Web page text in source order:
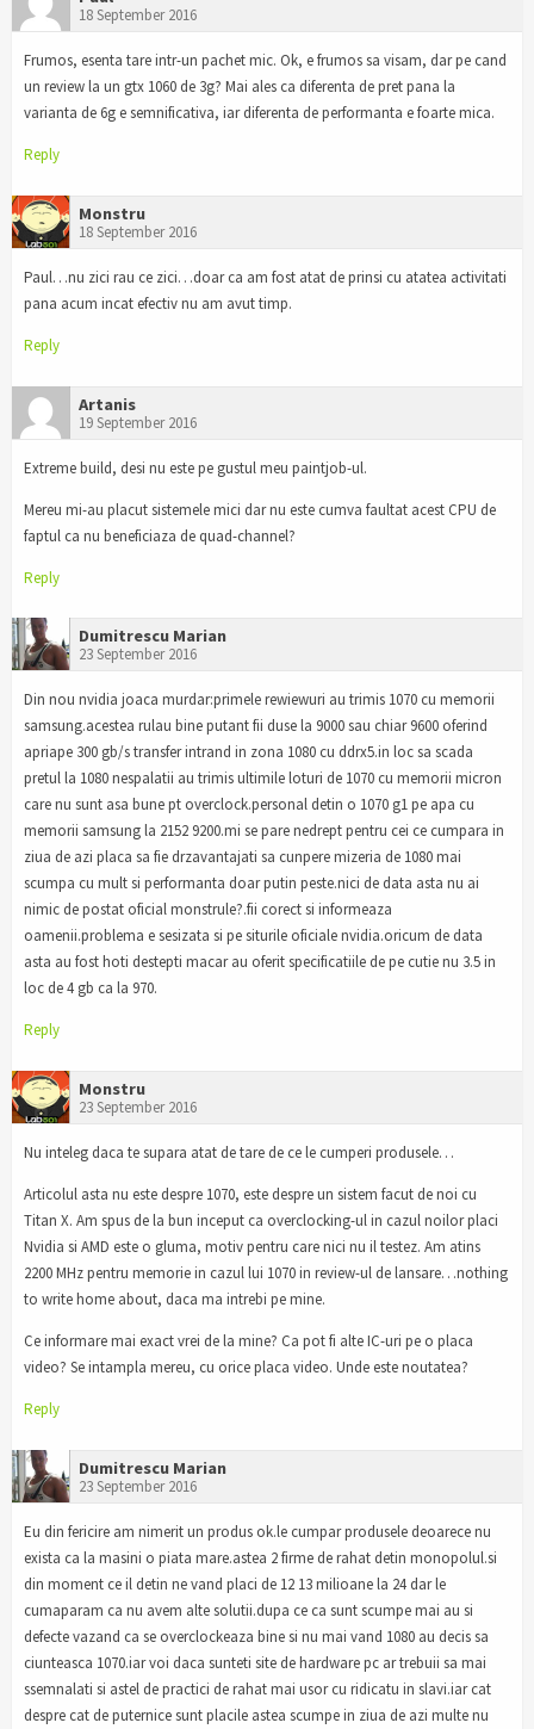
18 September 2016
Frumos, esenta tare intr-un pachet mic. Ok, e frumos sa visam, dar pe cand
un review la un gtx 1060 de 3g? Mai ales ca diferenta de pret pana la
varianta de 6g e semnificativa, iar diferenta de performanta e foarte mica.
Reply
Monstru
18 September 2016
Paul…nu zici rau ce zici…doar ca am fost atat de prinsi cu atatea activitati
pana acum incat efectiv nu am avut timp.
Reply
Artanis
19 September 2016
Extreme build, desi nu este pe gustul meu paintjob-ul.
Mereu mi-au placut sistemele mici dar nu este cumva faultat acest CPU de
faptul ca nu beneficiaza de quad-channel?
Reply
Dumitrescu Marian
23 September 2016
Din nou nvidia joaca murdar:primele rewiewuri au trimis 1070 cu memorii
samsung.acestea rulau bine putant fii duse la 9000 sau chiar 9600 oferind
apriape 300 gb/s transfer intrand in zona 1080 cu ddrx5.in loc sa scada
pretul la 1080 nespalatii au trimis ultimile loturi de 1070 cu memorii micron
care nu sunt asa bune pt overclock.personal detin o 1070 g1 pe apa cu
memorii samsung la 2152 9200.mi se pare nedrept pentru cei ce cumpara in
ziua de azi placa sa fie drzavantajati sa cunpere mizeria de 1080 mai
scumpa cu mult si performanta doar putin peste.nici de data asta nu ai
nimic de postat oficial monstrule?.fii corect si informeaza
oamenii.problema e sesizata si pe siturile oficiale nvidia.oricum de data
asta au fost hoti destepti macar au oferit specificatiile de pe cutie nu 3.5 in
loc de 4 gb ca la 970.
Reply
Monstru
23 September 2016
Nu inteleg daca te supara atat de tare de ce le cumperi produsele…
Articolul asta nu este despre 1070, este despre un sistem facut de noi cu
Titan X. Am spus de la bun inceput ca overclocking-ul in cazul noilor placi
Nvidia si AMD este o gluma, motiv pentru care nici nu il testez. Am atins
2200 MHz pentru memorie in cazul lui 1070 in review-ul de lansare…nothing
to write home about, daca ma intrebi pe mine.
Ce informare mai exact vrei de la mine? Ca pot fi alte IC-uri pe o placa
video? Se intampla mereu, cu orice placa video. Unde este noutatea?
Reply
Dumitrescu Marian
23 September 2016
Eu din fericire am nimerit un produs ok.le cumpar produsele deoarece nu
exista ca la masini o piata mare.astea 2 firme de rahat detin monopolul.si
din moment ce il detin ne vand placi de 12 13 milioane la 24 dar le
cumaparam ca nu avem alte solutii.dupa ce ca sunt scumpe mai au si
defecte vazand ca se overclockeaza bine si nu mai vand 1080 au decis sa
ciunteasca 1070.iar voi daca sunteti site de hardware pc ar trebuii sa mai
ssemnalati si astel de practici de rahat mai usor cu ridicatu in slavi.iar cat
despre cat de puternice sunt placile astea scumpe in ziua de azi multe nu